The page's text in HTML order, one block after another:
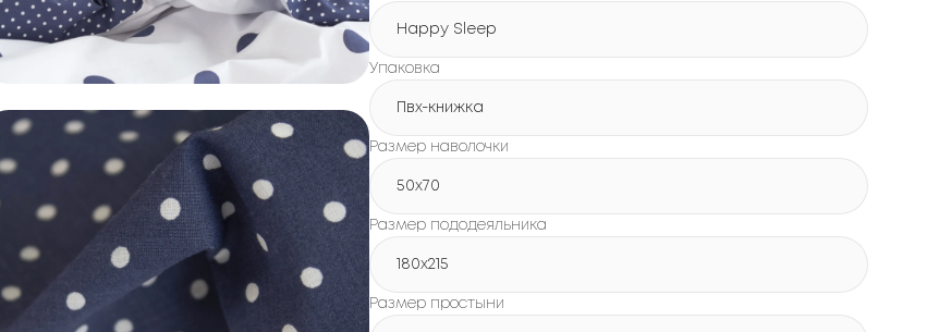
Happy Sleep
Упаковка
Пвх-книжка
Размер наволочки
50x70
Размер пододеяльника
180х215
Размер простыни